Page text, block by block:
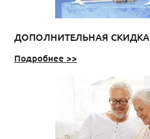
ДОПОЛНИТЕЛЬНАЯ СКИДКА
Подробнее >>